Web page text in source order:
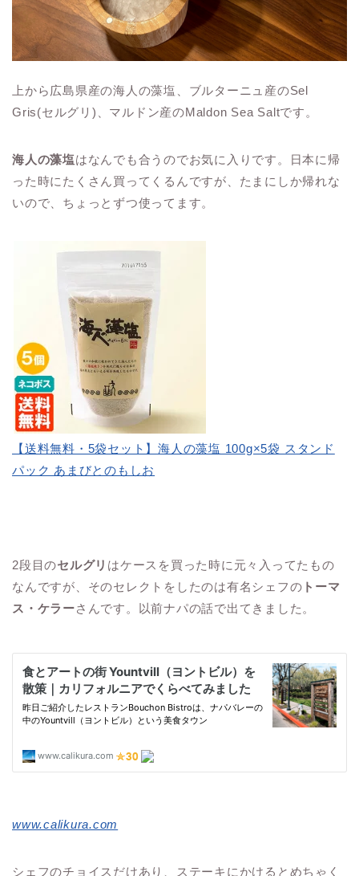
上から広島県産の海人の藻塩、ブルターニュ産のSel
Gris(セルグリ)、マルドン産のMaldon Sea Saltです。
海人の藻塩はなんでも合うのでお気に入りです。日本に帰
った時にたくさん買ってくるんですが、たまにしか帰れな
いので、ちょっとずつ使ってます。
【送料無料・5袋セット】海人の藻塩 100g×5袋 スタンド
パック あまびとのもしお
2段目のセルグリ はケースを買った時に元々入ってたもの
なんですが、そのセレクトをしたのは有名シェフの トーマ
ス・ケラーさんです。以前ナパの話で出てきました。
www.calikura.com
シェフのチョイスだけあり、ステーキにかけるとめちゃく